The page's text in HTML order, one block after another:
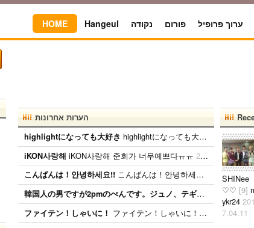
HOME Hangeul ערוך פרופיל פורום נקודה
הערות אחרונות
highlightになっても大好き highlightになっても大好き ファンになったのが、遅かったからいろんな情報が欲しいです。 highlightになっても好きな気持ちは変わりません。 メンバー全員が大好きですが、一番大好きなのはジュンヒョンです。 彼らのことたくさん知りたいです。
iKON사랑해 iKON사랑해 준회가 너무예쁘다ㅠㅠ 2026.01.09
こんばんは！안녕하세요!! こんばんは！안녕하세요!! こんばんは！ 日本BANAです( ˆoˆ )/ 性別、年齢、国籍関係なく BANAと仲良くしたいです！！ ちなみに、94lineゴンチャンぺんです！ コメント、メール待ってます( ˆoˆ )/안녕하세요!
韓国人の男ですが2pmのぺんです。ジュノ、テギョンぺんが特にぺんです。
ファイテン！しゃいに！ ファイテン！しゃいに！ たくさん応援します！
SHINee
♡ ♡ [9]
ykr24 201
7.04.11